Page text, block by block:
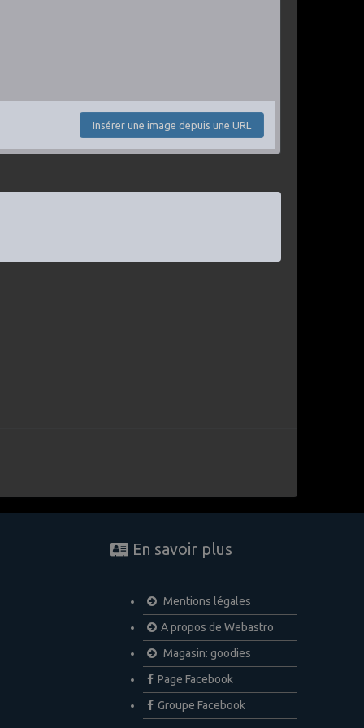
Insérer une image depuis une URL
En savoir plus
Mentions légales
A propos de Webastro
Magasin: goodies
Page Facebook
Groupe Facebook